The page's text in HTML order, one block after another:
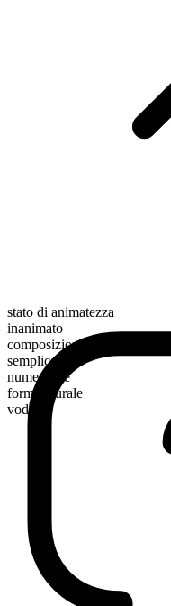
stato di animatezza
inanimato
composizione morfologica
semplice
numerabile
forma plurale
vodkas